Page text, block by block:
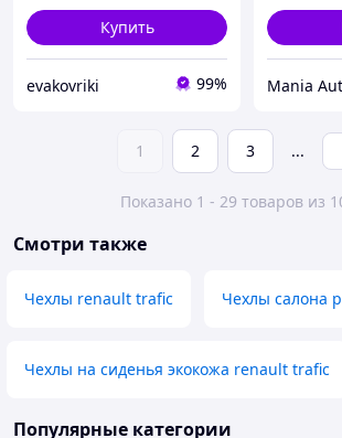
Купить
evakovriki 99% Mania
1 2 3 ...
Показано 1 - 29 товаров из
Смотри также
Чехлы renault trafic Чехлы салона
Чехлы на сиденья экокожа renault trafic
Популярные категории